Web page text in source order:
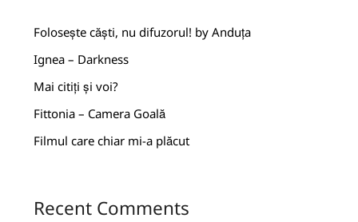
Folosește căști, nu difuzorul! by Anduța
Ignea – Darkness
Mai citiți și voi?
Fittonia – Camera Goală
Filmul care chiar mi-a plăcut
Recent Comments